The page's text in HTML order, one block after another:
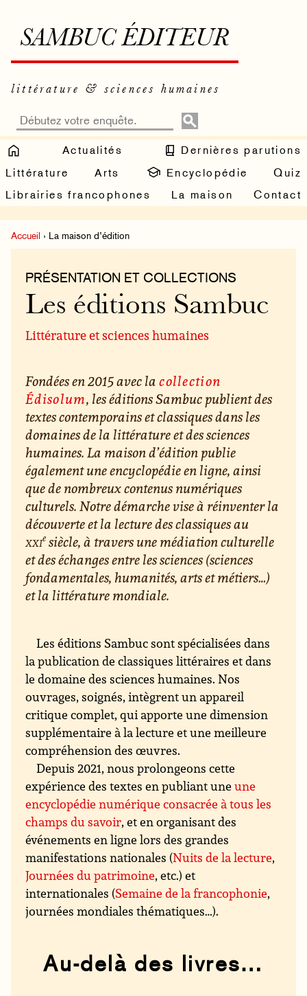
SAMBUC ÉDITEUR
littérature & sciences humaines
Actualités
Dernières parutions
Littérature
Arts Encyclopédie
Quiz
Librairies francophones
La maison Contact
Accueil › La maison d’édition
PRÉSENTATION ET COLLECTIONS
Les éditions Sambuc
Littérature et sciences humaines
Fondées en 2015 avec lacollection
Édisolum, les éditions Sambuc publient des
textes contemporains et classiques dans les
domaines de la littérature et des sciences
humaines. La maison d’édition publie
également une encyclopédie en ligne, ainsi
que de nombreux contenus numériques
culturels. Notre démarche vise à réinventer la
découverte et la lecture des classiques au
xxie siècle, à travers une médiation culturelle
et des échanges entre les sciences (sciences
fondamentales, humanités, arts et métiers…)
et la littérature mondiale.
Les éditions Sambuc sont spécialisées dans
la publication de classiques littéraires et dans
le domaine des sciences humaines. Nos
ouvrages, soignés, intègrent un appareil
critique complet, qui apporte une dimension
supplémentaire à la lecture et une meilleure
compréhension des œuvres.
Depuis 2021, nous prolongeons cette
expérience des textes en publiant uneune
encyclopédie numérique consacrée à tous les
champs du savoir, et en organisant des
événements en ligne lors des grandes
manifestations nationales (Nuits de la lecture,
Journées du patrimoine, etc.) et
internationales (Semaine de la francophonie,
journées mondiales thématiques…).
Au-delà des livres…